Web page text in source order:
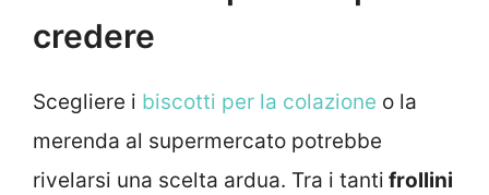
credere
Scegliere i biscotti per la colazione o la
merenda al supermercato potrebbe
rivelarsi una scelta ardua. Tra i tanti frollini